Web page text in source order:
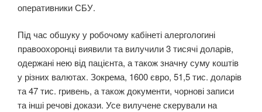
оперативники СБУ.
Під час обшуку у робочому кабінеті алергологині
правоохоронці виявили та вилучили 3 тисячі доларів,
одержані нею від пацієнта, а також значну суму коштів
у різних валютах. Зокрема, 1600 євро, 51,5 тис. доларів
та 47 тис. гривень, а також документи, чорнові записи
та інші речові докази. Усе вилучене скерували на